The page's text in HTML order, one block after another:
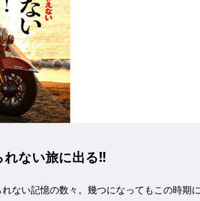
ない旅に出る!!
ない記憶の数々。幾つになってもこの時期